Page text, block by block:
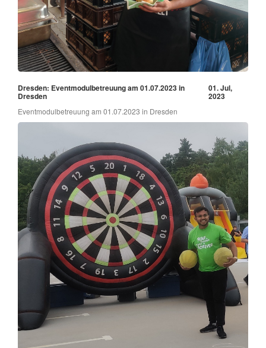
Dresden: Eventmodulbetreuung am 01.07.2023 in
Dresden
01. Jul,
2023
Eventmodulbetreuung am 01.07.2023 in Dresden